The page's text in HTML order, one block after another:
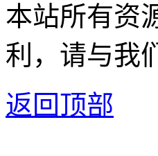
本站所有资
利，请与我
返回顶部